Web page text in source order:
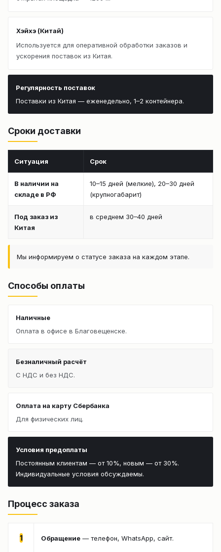
Хэйхэ (Китай)
Используется для оперативной обработки заказов и
ускорения поставок из Китая.
Регулярность поставок
Поставки из Китая — еженедельно, 1–2 контейнера.
Сроки доставки
Ситуация Срок
В наличии на
складе в РФ
10–15 дней (мелкие), 20–30 дней
(крупногабарит)
Под заказ из
Китая
в среднем 30–40 дней
Мы информируем о статусе заказа на каждом этапе.
Способы оплаты
Наличные
Оплата в офисе в Благовещенске.
Безналичный расчёт
С НДС и без НДС.
Оплата на карту Сбербанка
Для физических лиц.
Условия предоплаты
Постоянным клиентам — от 10%, новым — от 30%.
Индивидуальные условия обсуждаемы.
Процесс заказа
1 Обращение — телефон, WhatsApp, сайт.